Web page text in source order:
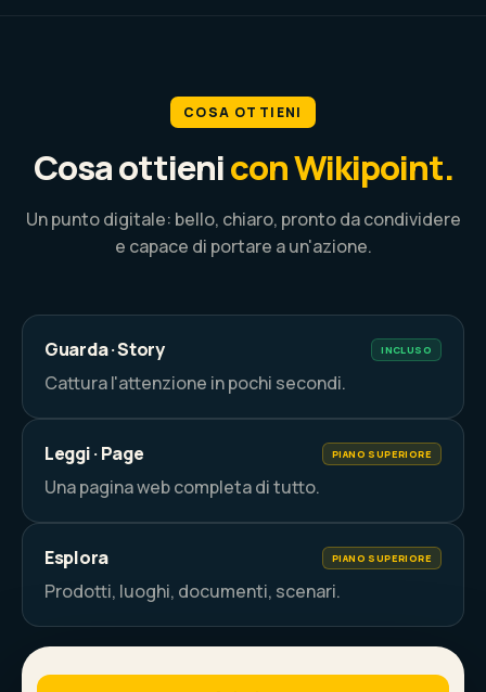
COSA OTTIENI
Cosa ottienicon Wikipoint.
Un punto digitale: bello, chiaro, pronto da condividere
e capace di portare a un'azione.
Guarda · Story INCLUSO
Cattura l'attenzione in pochi secondi.
Leggi · Page PIANO SUPERIORE
Una pagina web completa di tutto.
Esplora PIANO SUPERIORE
Prodotti, luoghi, documenti, scenari.
Il tuo Wikipoint